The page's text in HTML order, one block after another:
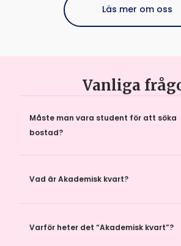
Kontakta oss på mail vid funderingar.
Enkelt, smidigt
Smidigt att annonsera och hitta
Läs mer om oss
Vanliga
Måste man vara student för att söka
bostad?
Vad är Akademisk kvart?
Varför heter det “Akademisk kvart”?